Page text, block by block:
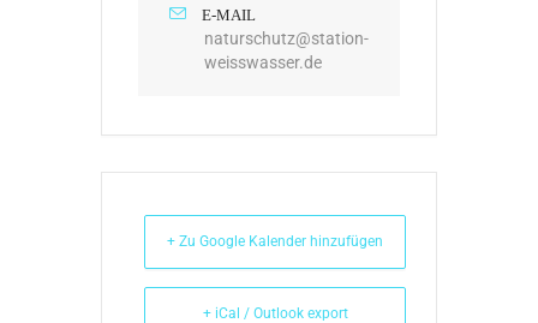
E-MAIL
naturschutz@station-
weisswasser.de
+ Zu Google Kalender hinzufügen
+ iCal / Outlook export